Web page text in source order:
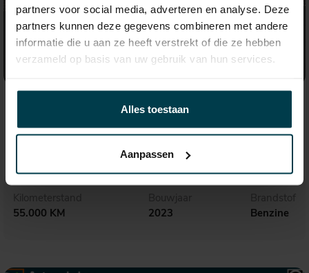
partners voor social media, adverteren en analyse. Deze
partners kunnen deze gegevens combineren met andere
informatie die u aan ze heeft verstrekt of die ze hebben
verzameld op basis van uw gebruik van hun services.
Alles toestaan
Aanpassen
BMW 1-serie
Kilometerstand
55.000 KM
Bouwjaar
2023
Brandstof
Benzine